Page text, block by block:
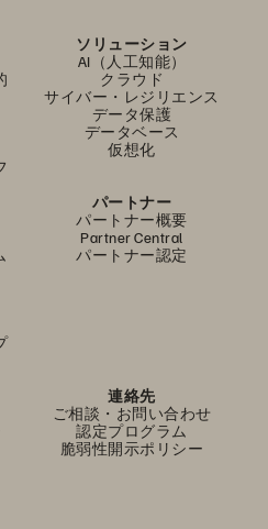
ソリューション
AI（人工知能）
クラウド
サイバー・レジリエンス
データ保護
データベース
仮想化
パートナー
パートナー概要
Partner Central
パートナー認定
連絡先
ご相談・お問い合わせ
認定プログラム
脆弱性開示ポリシー